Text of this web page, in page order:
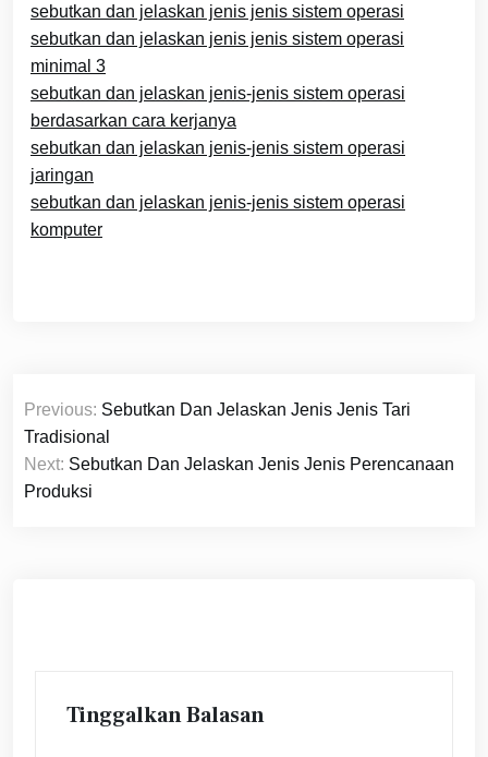
sebutkan dan jelaskan jenis jenis sistem operasi
sebutkan dan jelaskan jenis jenis sistem operasi
minimal 3
sebutkan dan jelaskan jenis-jenis sistem operasi
berdasarkan cara kerjanya
sebutkan dan jelaskan jenis-jenis sistem operasi
jaringan
sebutkan dan jelaskan jenis-jenis sistem operasi
komputer
Navigasi
pos
Previous: Sebutkan Dan Jelaskan Jenis Jenis Tari
Tradisional
Next: Sebutkan Dan Jelaskan Jenis Jenis Perencanaan
Produksi
Tinggalkan Balasan